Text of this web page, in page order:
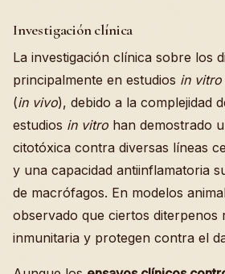
Investigación clínica
La investigación clínica sobre los
principalmente en estudios in vitro
(in vivo), debido a la complejidad
estudios in vitro han demostrado
citotóxica contra diversas líneas
y una capacidad antiinflamatoria
de macrófagos. En modelos
observado que ciertos diterpenos
inmunitaria y protegen contra el